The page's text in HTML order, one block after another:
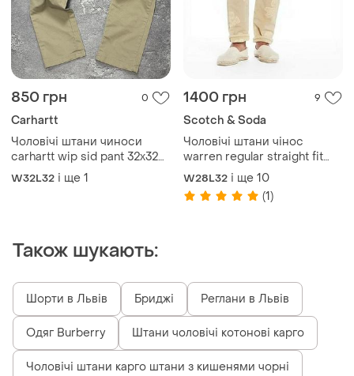
850 грн 0
Carhartt
Чоловічі штани чиноси
carhartt wip sid pant 32x32
оригінал
W32L32 і ще 1
1400 грн 9
Scotch & Soda
Чоловічі штани чінос
warren regular straight fit
scotch&soda голландія
оригінал
W28L32 і ще 10
(1)
Також шукають:
Шорти в Львів Бриджі Реглани в Львів
Одяг Burberry Штани чоловічі котонові карго
Чоловічі штани карго штани з кишенями чорні